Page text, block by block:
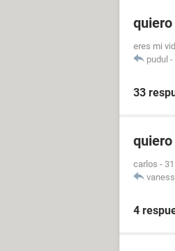
eres mi
pudul -
33
carlos -
4